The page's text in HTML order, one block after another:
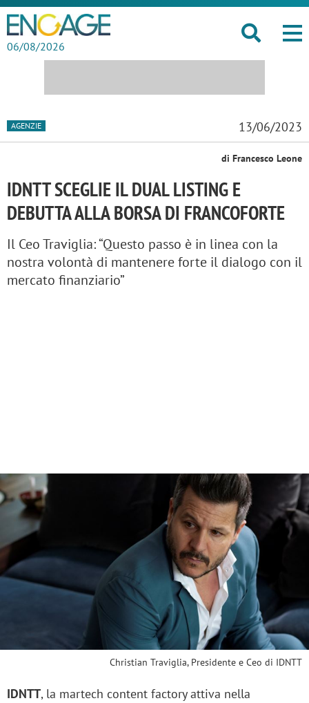
06/08/2026
AGENZIE 13/06/2023
di Francesco Leone
IDNTT SCEGLIE IL DUAL LISTING E
DEBUTTA ALLA BORSA DI FRANCOFORTE
Il Ceo Traviglia: “Questo passo è in linea con la
nostra volontà di mantenere forte il dialogo con il
mercato finanziario”
Christian Traviglia, Presidente e Ceo di IDNTT
IDNTT, la martech content factory attiva nella